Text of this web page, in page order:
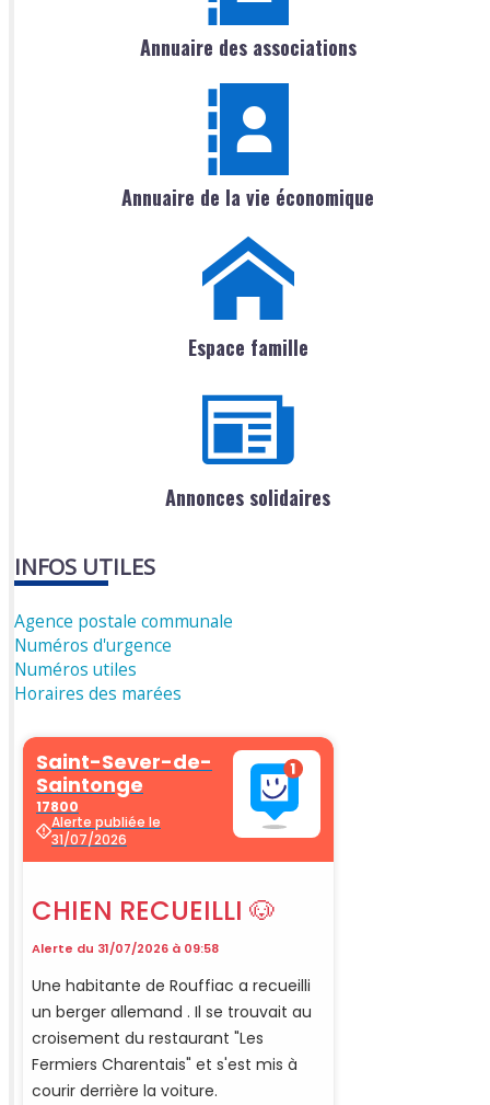
Annuaire des associations
Annuaire de la vie économique
Espace famille
Annonces solidaires
INFOS UTILES
Agence postale communale
Numéros d'urgence
Numéros utiles
Horaires des marées